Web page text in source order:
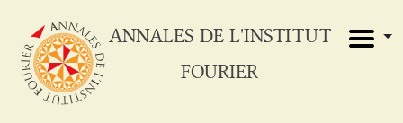
ANNALES DE L'INSTITUT
FOURIER